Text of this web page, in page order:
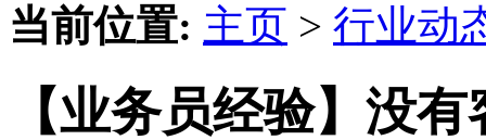
当前位置: 主页 > 行业动
【业务员经验】没